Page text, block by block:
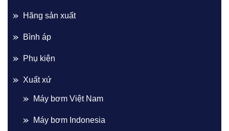
Hãng sản xuất
Bình áp
Phụ kiện
Xuất xứ
Máy bơm Việt Nam
Máy bơm Indonesia